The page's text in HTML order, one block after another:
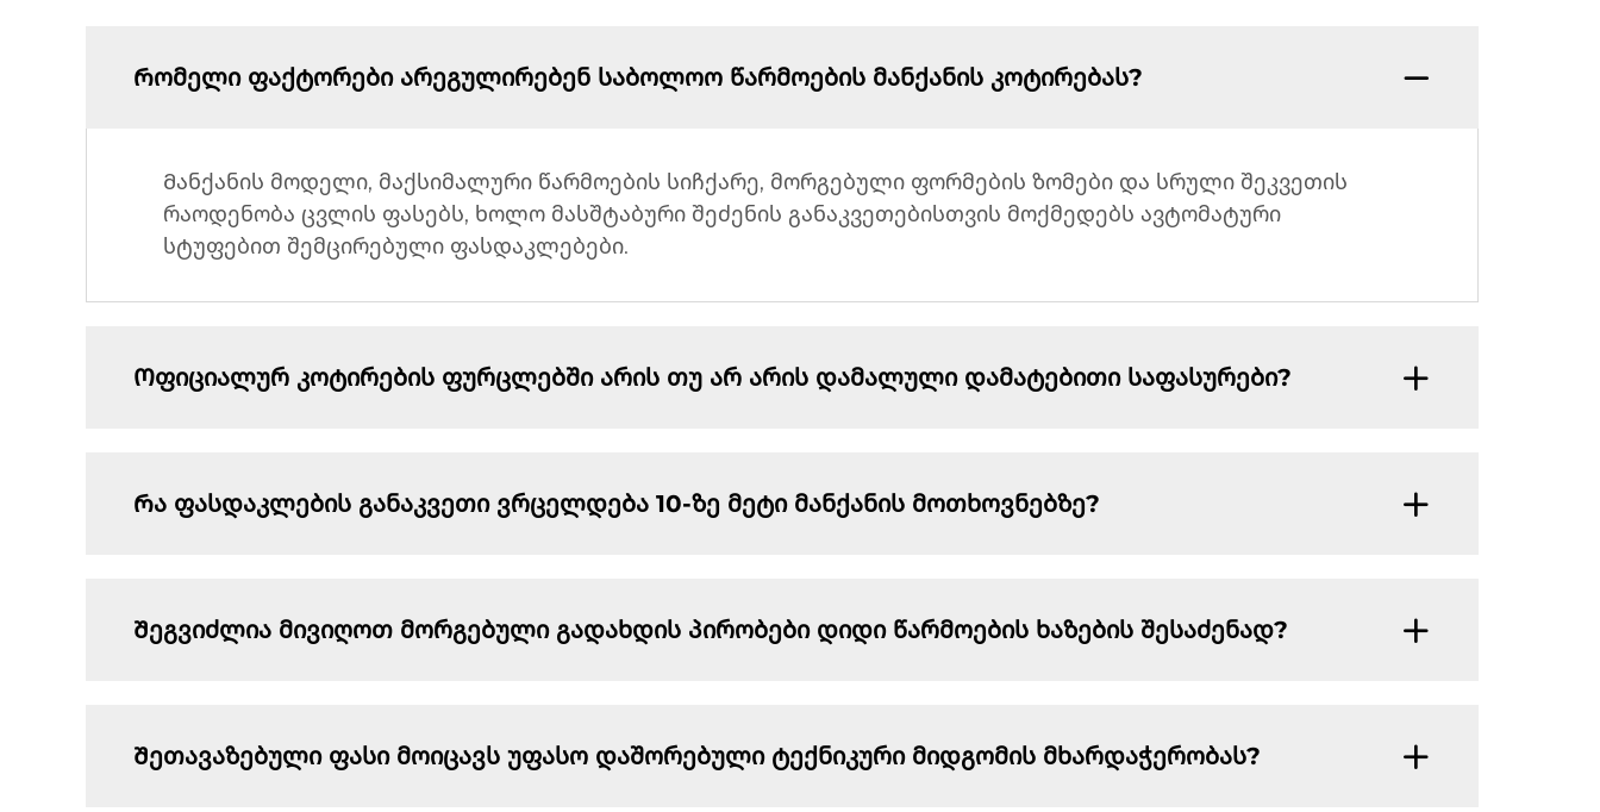
Რომელი ფაქტორები არეგულირებენ საბოლოო წარმოების მანქანის კოტირებას?
Მანქანის მოდელი, მაქსიმალური წარმოების სიჩქარე, მორგებული ფორმების ზომები და სრული შეკვეთის
რაოდენობა ცვლის ფასებს, ხოლო მასშტაბური შეძენის განაკვეთებისთვის მოქმედებს ავტომატური
სტუფებით შემცირებული ფასდაკლებები.
Ოფიციალურ კოტირების ფურცლებში არის თუ არ არის დამალული დამატებითი საფასურები?
Რა ფასდაკლების განაკვეთი ვრცელდება 10-ზე მეტი მანქანის მოთხოვნებზე?
Შეგვიძლია მივიღოთ მორგებული გადახდის პირობები დიდი წარმოების ხაზების შესაძენად?
Შეთავაზებული ფასი მოიცავს უფასო დაშორებული ტექნიკური მიდგომის მხარდაჭერობას?